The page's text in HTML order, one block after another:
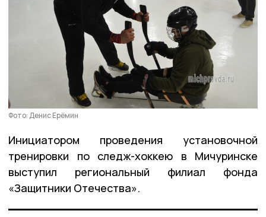
Фото: Денис Ерёмин
Инициатором проведения установочной
тренировки по следж-хоккею в Мичуринске
выступил региональный филиал фонда
«Защитники Отечества».